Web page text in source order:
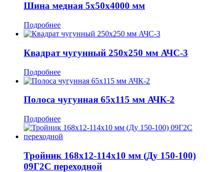
Шина медная 5x50x4000 мм
Подробнее
Квадрат чугунный 250x250 мм АЧС-3
Подробнее
Полоса чугунная 65x115 мм АЧК-2
Подробнее
Тройник 168x12-114x10 мм (Ду 150-100)
09Г2С переходной